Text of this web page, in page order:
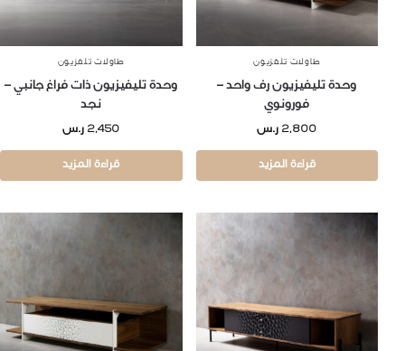
طاولات تلفزيون
وحدة تليفيزيون رف واحد –
فورونوي
2,800 ر.س
قراءة المزيد
طاولات تلفزيون
وحدة تليفيزيون ذات فراغ جانبي –
نجد
2,450 ر.س
قراءة المزيد